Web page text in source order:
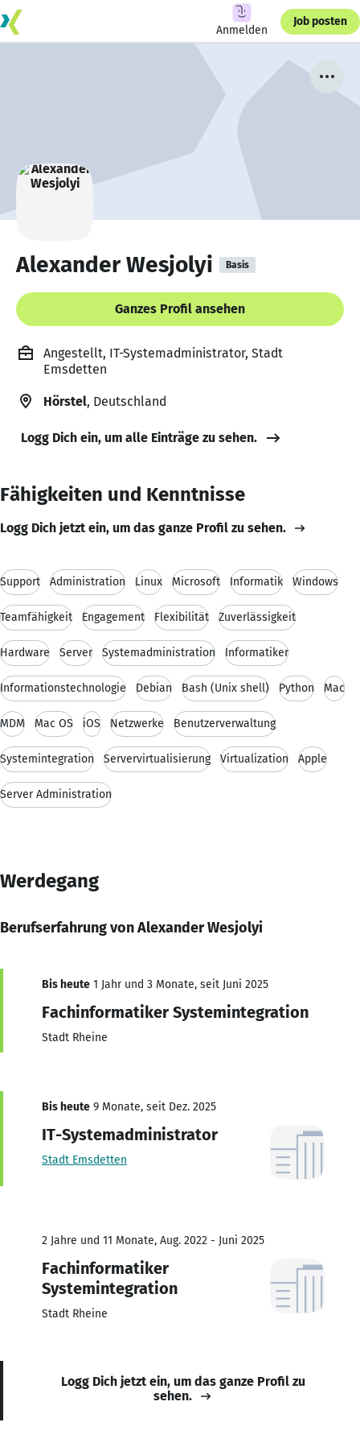
Anmelden
Job posten
Alexander Wesjolyi Basis
Ganzes Profil ansehen
Angestellt, IT-Systemadministrator, Stadt
Emsdetten
Hörstel, Deutschland
Logg Dich ein, um alle Einträge zu sehen.
Fähigkeiten und Kenntnisse
Logg Dich jetzt ein, um das ganze Profil zu sehen.
Support Administration Linux Microsoft Informatik Windows
Teamfähigkeit Engagement Flexibilität Zuverlässigkeit
Hardware Server Systemadministration Informatiker
Informationstechnologie Debian Bash (Unix shell) Python Mac
MDM Mac OS iOS Netzwerke Benutzerverwaltung
Systemintegration Servervirtualisierung Virtualization Apple
Server Administration
Werdegang
Berufserfahrung von Alexander Wesjolyi
Bis heute 1 Jahr und 3 Monate, seit Juni 2025
Fachinformatiker Systemintegration
Stadt Rheine
Bis heute 9 Monate, seit Dez. 2025
IT-Systemadministrator
Stadt Emsdetten
2 Jahre und 11 Monate, Aug. 2022 - Juni 2025
Fachinformatiker
Systemintegration
Stadt Rheine
Logg Dich jetzt ein, um das ganze Profil zu
sehen.